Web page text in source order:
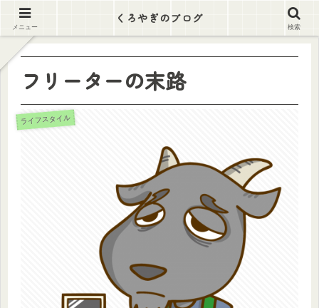
逃げ出そう この労働地獄から
フリーターの末路
ライフスタイル
メニュー
くろやぎのブログ
検索